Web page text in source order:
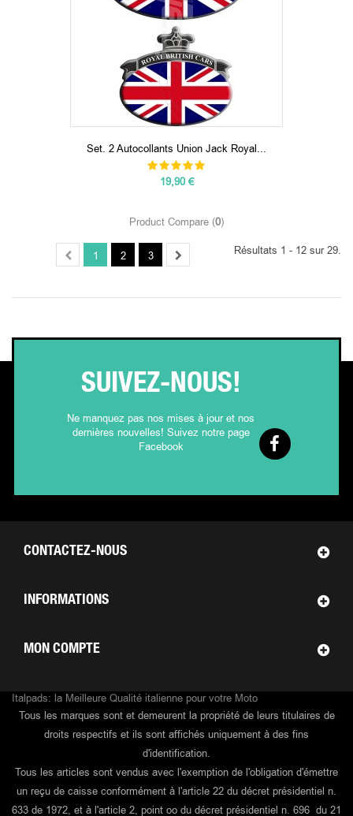
Set. 2 Autocollants Union Jack Royal...
19,90 €
Product Compare (0)
1 2 3 Résultats 1 - 12 sur 29.
SUIVEZ-NOUS!
Ne manquez pas nos mises à jour et nos
dernières nouvelles! Suivez notre page
Facebook
CONTACTEZ-NOUS
INFORMATIONS
MON COMPTE
Italpads: la Meilleure Qualité italienne pour votre Moto
Tous les marques sont et demeurent la propriété de leurs titulaires de
droits respectifs et ils sont affichés uniquement à des fins
d'identification.
Tous les articles sont vendus avec l'exemption de l'obligation d'émettre
un reçu de caisse conformément à l'article 22 du décret présidentiel n.
633 de 1972, et à l'article 2, point oo du décret présidentiel n. 696 du 21